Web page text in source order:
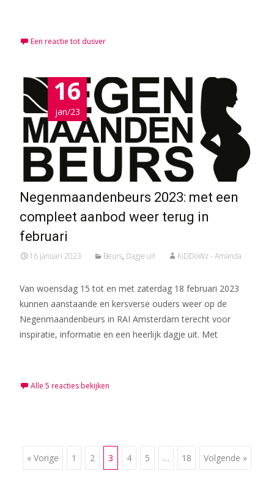
Een reactie tot dusver
16
jan/23
Negenmaandenbeurs 2023: met een
compleet aanbod weer terug in
februari
16 januari 2023 Beurs, Dagje uit KiDDoWz - Amanda
Van woensdag 15 tot en met zaterdag 18 februari 2023
kunnen aanstaande en kersverse ouders weer op de
Negenmaandenbeurs in RAI Amsterdam terecht voor
inspiratie, informatie en een heerlijk dagje uit. Met
Alle 5 reacties bekijken
Berichten
« Vorige 1 2 3 4 5 … 18 Volgende »